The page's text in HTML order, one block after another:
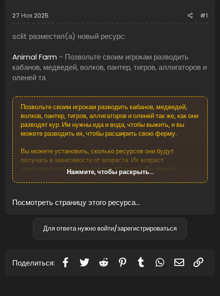
27 Ноя 2025 #1
sclit разместил(а) новый ресурс:
Animal Farm - Позвольте своим игрокам разводить
кабанов, медведей, волков, пантер, тигров, аллигаторов и
оленей та
Позвольте своим игрокам разводить кабанов, медведей,
волков, пантер, тигров, аллигаторов и оленей так же, как они
разводят кур. Им нужны еда и вода, чтобы выжить, и вы
можете разводить их, чтобы расширить свою ферму.
Вы можете установить, сколько ресурсов они будут
получать в зависимости от возраста. Их возраст
увеличивается на 1 год каждые 60 минут. Вы можете
кормить животных, гладя их, если у вас есть два
Убив собственное животное на ферме, вы не получите
Нажмите, чтобы раскрыть...
Посмотреть страницу этого ресурса...
Для ответа нужно войти/зарегистрироваться
Поделиться: Facebook
Twitter Reddit Pinterest
Tumblr WhatsApp